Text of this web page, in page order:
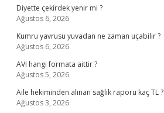
Diyette çekirdek yenir mi ?
Ağustos 6, 2026
Kumru yavrusu yuvadan ne zaman uçabilir ?
Ağustos 6, 2026
AVI hangi formata aittir ?
Ağustos 5, 2026
Aile hekiminden alınan sağlık raporu kaç TL ?
Ağustos 3, 2026